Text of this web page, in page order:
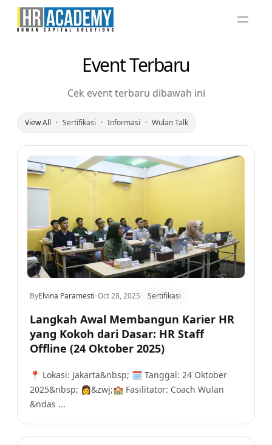
Event Terbaru
Cek event terbaru dibawah ini
View All · Sertifikasi · Informasi · Wulan Talk
ByElvina Paramesti•Oct 28, 2025 Sertifikasi
Langkah Awal Membangun Karier HR
yang Kokoh dari Dasar: HR Staff
Offline (24 Oktober 2025)
📍 Lokasi: Jakarta&nbsp; 🗓️ Tanggal: 24 Oktober
2025&nbsp; 👩&zwj;🏫 Fasilitator: Coach Wulan
&ndas ...